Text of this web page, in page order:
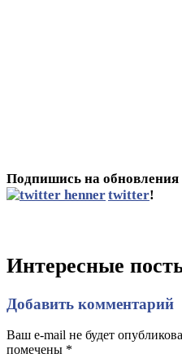
Подпишись на обновления
twitter!
Интересные
Добавить комментарий
Ваш e-mail не будет
помечены *